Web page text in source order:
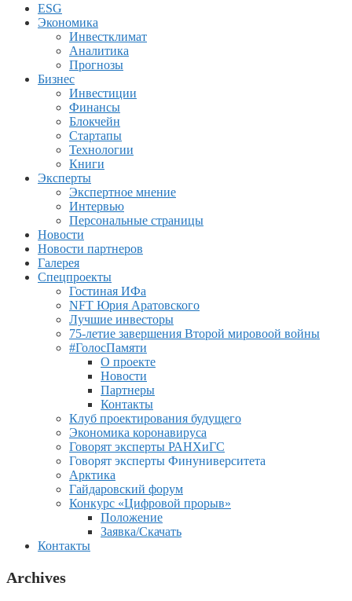
ESG
Экономика
Инвестклимат
Аналитика
Прогнозы
Бизнес
Инвестиции
Финансы
Блокчейн
Стартапы
Технологии
Книги
Эксперты
Экспертное мнение
Интервью
Персональные страницы
Новости
Новости партнеров
Галерея
Спецпроекты
Гостиная ИФа
NFT Юрия Аратовского
Лучшие инвесторы
75-летие завершения Второй мировоой войны
#ГолосПамяти
О проекте
Новости
Партнеры
Контакты
Клуб проектирования будущего
Экономика коронавируса
Говорят эксперты РАНХиГС
Говорят эксперты Финуниверситета
Арктика
Гайдаровский форум
Конкурс «Цифровой прорыв»
Положение
Заявка/Скачать
Контакты
Archives